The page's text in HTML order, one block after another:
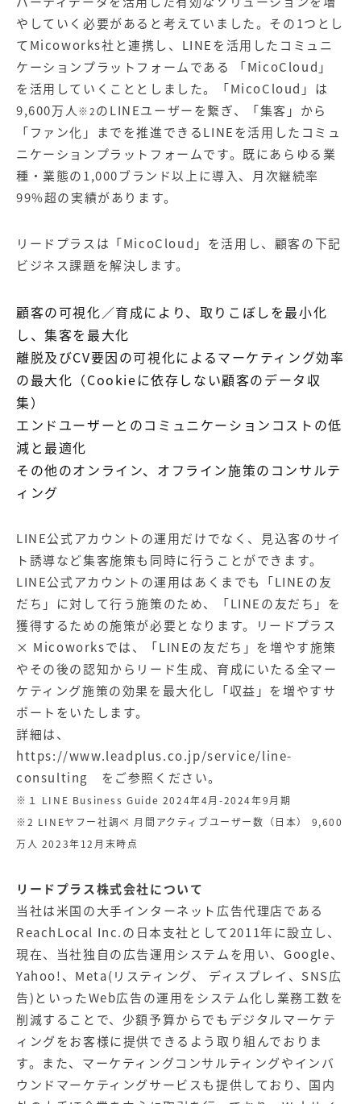
やしていく必要があると考えていました。その1つとし
てMicoworks社と連携し、LINEを活用したコミュニ
ケーションプラットフォームである 「MicoCloud」
を活用していくこととしました。「MicoCloud」は
9,600万人※2のLINEユーザーを繋ぎ、「集客」から
「ファン化」までを推進できるLINEを活用したコミュ
ニケーションプラットフォームです。既にあらゆる業
種・業態の1,000ブランド以上に導入、月次継続率
99%超の実績があります。
リードプラスは「MicoCloud」を活用し、顧客の下記
ビジネス課題を解決します。
顧客の可視化／育成により、取りこぼしを最小化
し、集客を最大化
離脱及びCV要因の可視化によるマーケティング効率
の最大化（Cookieに依存しない顧客のデータ収
集）
エンドユーザーとのコミュニケーションコストの低
減と最適化
その他のオンライン、オフライン施策のコンサルテ
ィング
LINE公式アカウントの運用だけでなく、見込客のサイ
ト誘導など集客施策も同時に行うことができます。
LINE公式アカウントの運用はあくまでも「LINEの友
だち」に対して行う施策のため、「LINEの友だち」を
獲得するための施策が必要となります。リードプラス
× Micoworksでは、「LINEの友だち」を増やす施策
やその後の認知からリード生成、育成にいたる全マー
ケティング施策の効果を最大化し「収益」を増やすサ
ポートをいたします。
詳細は、
https://www.leadplus.co.jp/service/line-
consulting をご参照ください。
※１ LINE Business Guide 2024年4月-2024年9月期
※2 LINEヤフー社調べ 月間アクティブユーザー数（日本） 9,600
万人 2023年12月末時点
リードプラス株式会社について
当社は米国の大手インターネット広告代理店である
ReachLocal Inc.の日本支社として2011年に設立し、
現在、当社独自の広告運用システムを用い、Google、
Yahoo!、Meta(リスティング、 ディスプレイ、SNS広
告)といったWeb広告の運用をシステム化し業務工数を
削減することで、少額予算からでもデジタルマーケテ
ィングをお客様に提供できるよう取り組んでおりま
す。また、マーケティングコンサルティングやインバ
ウンドマーケティングサービスも提供しており、国内